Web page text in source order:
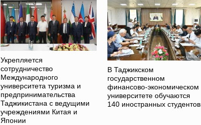
Укрепляется
сотрудничество
Международного
университета туризма и
предпринимательства
Таджикистана с ведущими
учреждениями Китая и
Японии
В Таджикском
государственном
финансово-экономическом
университете обучаются
140 иностранных студентов